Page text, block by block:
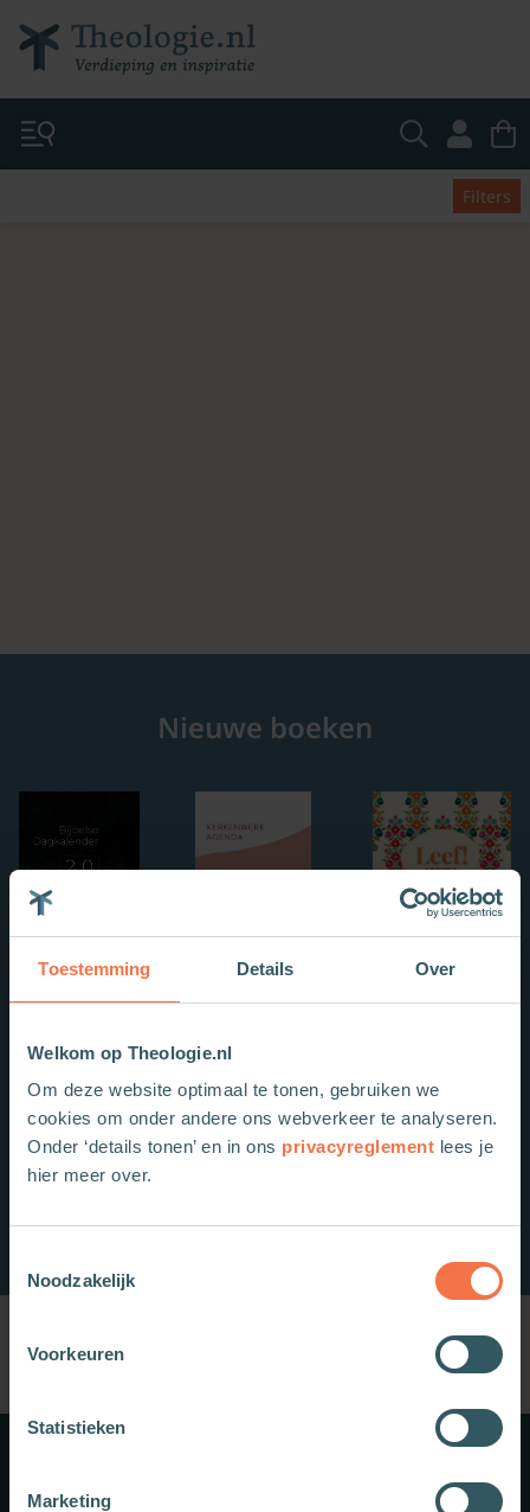
Toestemming Details Over
Welkom op Theologie.nl
Om deze website optimaal te tonen, gebruiken we
cookies om onder andere ons webverkeer te analyseren.
Onder ‘details tonen’ en in ons privacyreglement lees je
hier meer over.
Noodzakelijk
Voorkeuren
Statistieken
Marketing
Filters
Nieuwe boeken